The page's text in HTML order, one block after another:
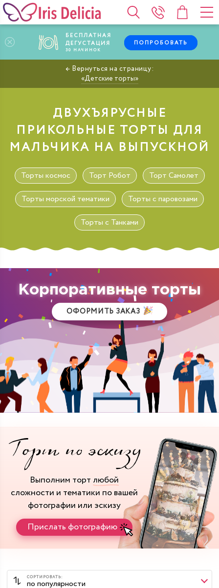
БЕСПЛАТНАЯ
ДЕГУСТАЦИЯ
30 НАЧИНОК
ПОПРОБОВАТЬ
Детские торты
ДВУХЪЯРУСНЫЕ
ПРИКОЛЬНЫЕ ТОРТЫ ДЛЯ
МАЛЬЧИКА НА ВЫПУСКНОЙ
Торты космос Торт Робот Торт Самолет
Торты морской тематики Торты с паровозами
Торты с Танками
Корпоративные торты
ОФОРМИТЬ ЗАКАЗ
Выполним торт любой
сложности и тематики по вашей
фотографии или эскизу
Прислать фотографию